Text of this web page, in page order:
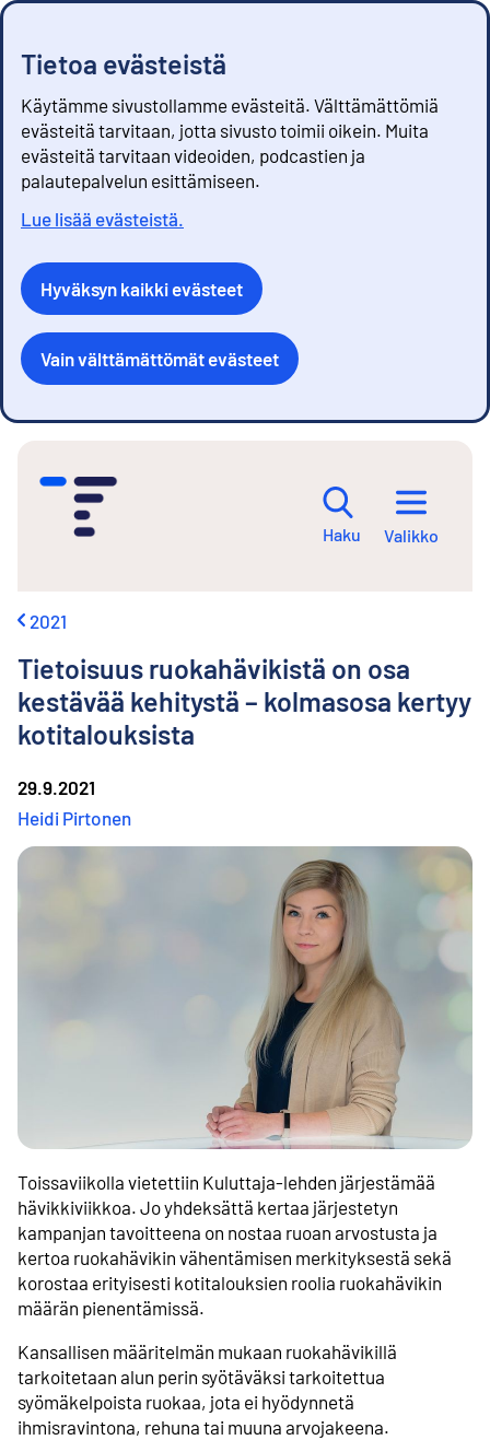
Tietoa evästeistä
Käytämme sivustollamme evästeitä. Välttämättömiä
evästeitä tarvitaan, jotta sivusto toimii oikein. Muita
evästeitä tarvitaan videoiden, podcastien ja
palautepalvelun esittämiseen.
Lue lisää evästeistä.
Hyväksyn kaikki evästeet
Vain välttämättömät evästeet
Haku Valikko
2021
Tietoisuus ruokahävikistä on osa
kestävää kehitystä – kolmasosa kertyy
kotitalouksista
29.9.2021
Heidi Pirtonen
Toissaviikolla vietettiin Kuluttaja-lehden järjestämää
hävikkiviikkoa. Jo yhdeksättä kertaa järjestetyn
kampanjan tavoitteena on nostaa ruoan arvostusta ja
kertoa ruokahävikin vähentämisen merkityksestä sekä
korostaa erityisesti kotitalouksien roolia ruokahävikin
määrän pienentämissä.
Kansallisen määritelmän mukaan ruokahävikillä
tarkoitetaan alun perin syötäväksi tarkoitettua
syömäkelpoista ruokaa, jota ei hyödynnetä
ihmisravintona, rehuna tai muuna arvojakeena.